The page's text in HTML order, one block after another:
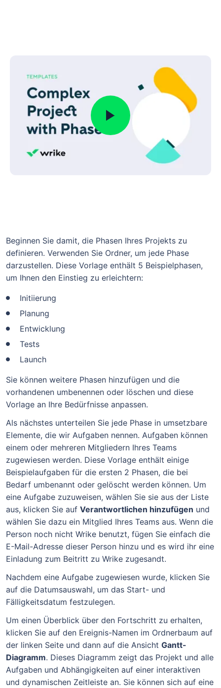
Beginnen Sie damit, die Phasen Ihres Projekts zu
definieren. Verwenden Sie Ordner, um jede Phase
darzustellen. Diese Vorlage enthält 5 Beispielphasen,
um Ihnen den Einstieg zu erleichtern:
Initiierung
Planung
Entwicklung
Tests
Launch
Sie können weitere Phasen hinzufügen und die
vorhandenen umbenennen oder löschen und diese
Vorlage an Ihre Bedürfnisse anpassen.
Als nächstes unterteilen Sie jede Phase in umsetzbare
Elemente, die wir Aufgaben nennen. Aufgaben können
einem oder mehreren Mitgliedern Ihres Teams
zugewiesen werden. Diese Vorlage enthält einige
Beispielaufgaben für die ersten 2 Phasen, die bei
Bedarf umbenannt oder gelöscht werden können. Um
eine Aufgabe zuzuweisen, wählen Sie sie aus der Liste
aus, klicken Sie auf Verantwortlichen hinzufügen und
wählen Sie dazu ein Mitglied Ihres Teams aus. Wenn die
Person noch nicht Wrike benutzt, fügen Sie einfach die
E-Mail-Adresse dieser Person hinzu und es wird ihr eine
Einladung zum Beitritt zu Wrike zugesandt.
Nachdem eine Aufgabe zugewiesen wurde, klicken Sie
auf die Datumsauswahl, um das Start- und
Fälligkeitsdatum festzulegen.
Um einen Überblick über den Fortschritt zu erhalten,
klicken Sie auf den Ereignis-Namen im Ordnerbaum auf
der linken Seite und dann auf die Ansicht Gantt-
Diagramm. Dieses Diagramm zeigt das Projekt und alle
Aufgaben und Abhängigkeiten auf einer interaktiven
und dynamischen Zeitleiste an. Sie können sich auf eine